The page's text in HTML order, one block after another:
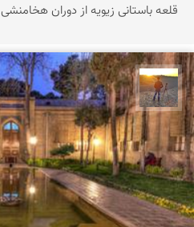
قلعه باستانی زیویه از دوران هخامنشی
مهدی مخلصیان